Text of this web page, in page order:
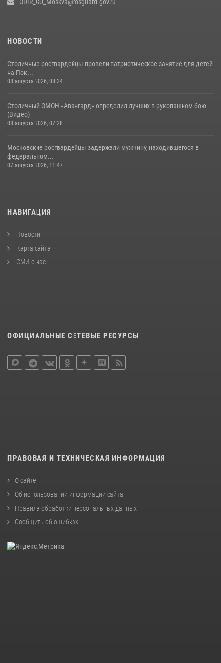
ODIR_GU_Moskva@rosguard.gov.ru
НОВОСТИ
Столичные росгвардейцы провели патриотическое занятие для детей
на Пок...
08 августа 2026, 08:34
Столичный ОМОН «Авангард» определил лучших в рукопашном бою
(Видео)
08 августа 2026, 07:28
Московские росгвардейцы задержали мужчину, находившегося в
федеральном...
07 августа 2026, 11:47
НАВИГАЦИЯ
Новости
Карта сайта
СМИ о нас
ОФИЦИАЛЬНЫЕ СЕТЕВЫЕ РЕСУРСЫ
ПРАВОВАЯ И ТЕХНИЧЕСКАЯ ИНФОРМАЦИЯ
О сайте
Об использовании информации сайта
Правила обработки персональных данных
Сообщить об ошибках